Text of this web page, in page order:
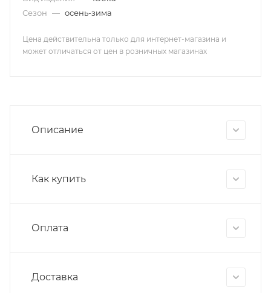
Сезон — осень-зима
Цена действительна только для интернет-магазина и
может отличаться от цен в розничных магазинах
Описание
Как купить
Оплата
Доставка